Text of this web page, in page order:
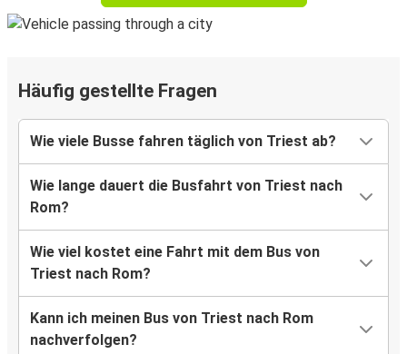
Häufig gestellte Fragen
Wie viele Busse fahren täglich von Triest ab?
Wie lange dauert die Busfahrt von Triest nach
Rom?
Wie viel kostet eine Fahrt mit dem Bus von
Triest nach Rom?
Kann ich meinen Bus von Triest nach Rom
nachverfolgen?